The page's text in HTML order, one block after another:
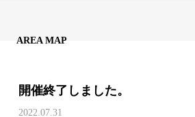
AREA MAP
開催終了しました。
2022.07.31